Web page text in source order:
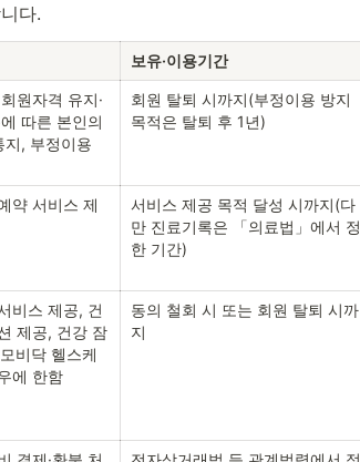
다.
보유·이용기간
원자격 유지·
따른 본인의
지, 부정이용
회원 탈퇴 시까지(부정이용 방지
목적은 탈퇴 후 1년)
약 서비스 제
서비스 제공 목적 달성 시까지(다
만 진료기록은 「의료법」에서 정
한 기간)
비스 제공, 건
제공, 건강 잠
비닥 헬스케
에 한함
동의 철회 시 또는 회원 탈퇴 시까
지